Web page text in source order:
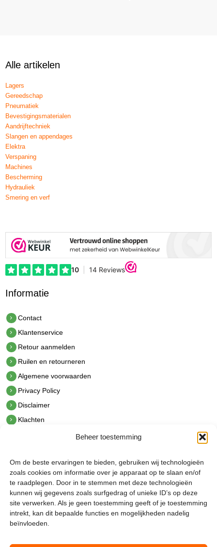
Beheer toestemming
Om de beste ervaringen te bieden, gebruiken wij technologieën
zoals cookies om informatie over je apparaat op te slaan en/of
te raadplegen. Door in te stemmen met deze technologieën
kunnen wij gegevens zoals surfgedrag of unieke ID’s op deze
site verwerken. Als je geen toestemming geeft of je toestemming
intrekt, kan dit bepaalde functies en mogelijkheden nadelig
beïnvloeden.
Alle artikelen
Lagers
Gereedschap
Pneumatiek
Bevestigingsmaterialen
Aandrijftechniek
Slangen en appendages
Elektra
Verspaning
Machines
Bescherming
Hydrauliek
Smering en verf
Informatie
Contact
Klantenservice
Retour aanmelden
Ruilen en retourneren
Algemene voorwaarden
Privacy Policy
Disclaimer
Klachten
hetindustriehuis B.V.
De Hoek 1 1601 MR Enkhuizen
t.0228 53 00 40
e.info@hetindustriehuis.com
KVK 51483904
BTW NL850044522B01